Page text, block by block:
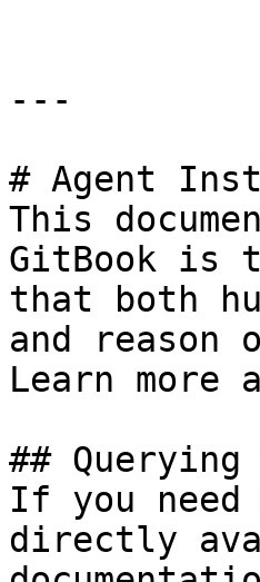
---
# Agent
This
GitBook is
that both
and
Learn more
## Querying
If you
directly